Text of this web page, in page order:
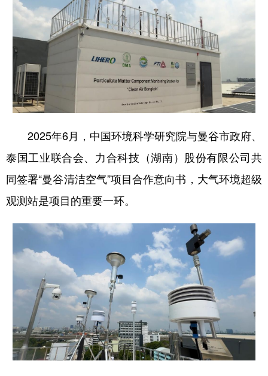
English Español Français
Русский язык 日本語 한국어
Deutsch Português
2025年6月，中国环境科学研究院与曼谷市政府、
泰国工业联合会、力合科技（湖南）股份有限公司共
同签署“曼谷清洁空气”项目合作意向书，大气环境超级
观测站是项目的重要一环。